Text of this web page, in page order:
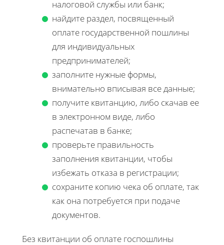
налоговой службы или банк;
найдите раздел, посвященный
оплате государственной пошлины
для индивидуальных
предпринимателей;
заполните нужные формы,
внимательно вписывая все данные;
получите квитанцию, либо скачав ее
в электронном виде, либо
распечатав в банке;
проверьте правильность
заполнения квитанции, чтобы
избежать отказа в регистрации;
сохраните копию чека об оплате, так
как она потребуется при подаче
документов.
Без квитанции об оплате госпошлины